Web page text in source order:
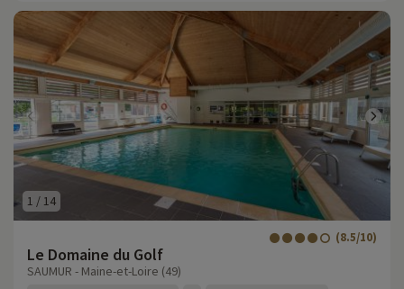
1 / 14
Le Domaine du Golf
(8.5/10)
SAUMUR - Maine-et-Loire (49)